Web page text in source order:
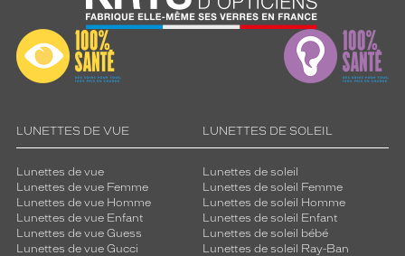
LUNETTES DE VUE
Lunettes de vue
Lunettes de vue Femme
Lunettes de vue Homme
Lunettes de vue Enfant
Lunettes de vue Guess
Lunettes de vue Gucci
LUNETTES DE SOLEIL
Lunettes de soleil
Lunettes de soleil Femme
Lunettes de soleil Homme
Lunettes de soleil Enfant
Lunettes de soleil bébé
Lunettes de soleil Ray-Ban